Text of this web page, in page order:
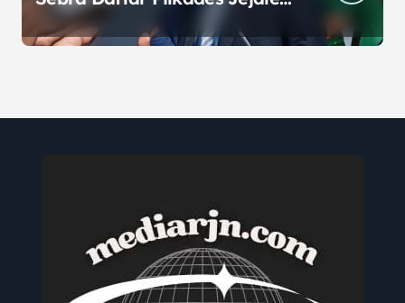
Jaya, Serukan Pemilu Damai